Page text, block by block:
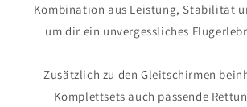
Kombination aus Leistung, Stabilität
um dir ein unvergessliches
Zusätzlich zu den Gleitschirmen
Komplettsets auch passende